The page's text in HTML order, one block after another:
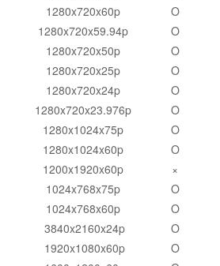
1280x720x60p
O
1280x720x59.94p
O
1280x720x50p
O
1280x720x25p
O
1280x720x24p
O
1280x720x23.976p
O
1280x1024x75p
O
1280x1024x60p
O
1200x1920x60p
×
1024x768x75p
O
1024x768x60p
O
3840x2160x24p
O
1920x1080x60p
O